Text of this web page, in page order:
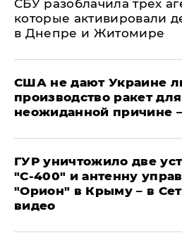
СБУ разоблачила трех
которые активировали
в Днепре и Житомире
США не дают Украине
производство ракет
неожиданной причине
ГУР уничтожило две
"С‑400" и антенну
"Орион" в Крыму – в
видео